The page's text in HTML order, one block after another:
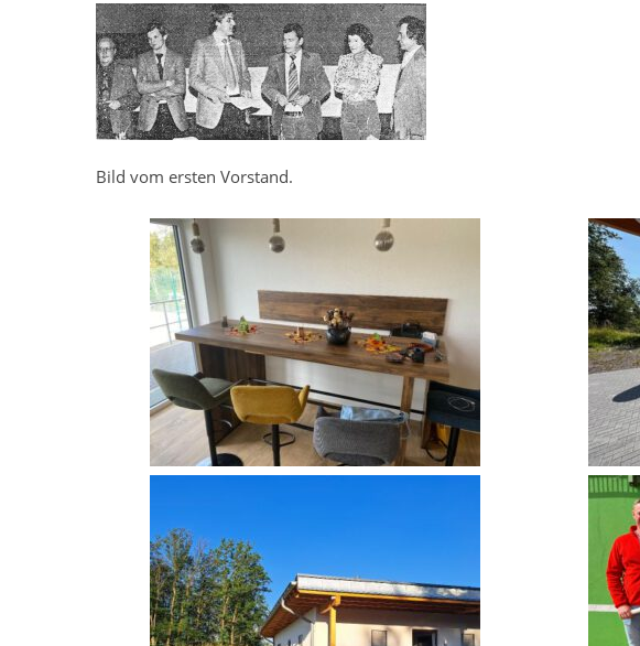
Bild vom ersten Vorstand.